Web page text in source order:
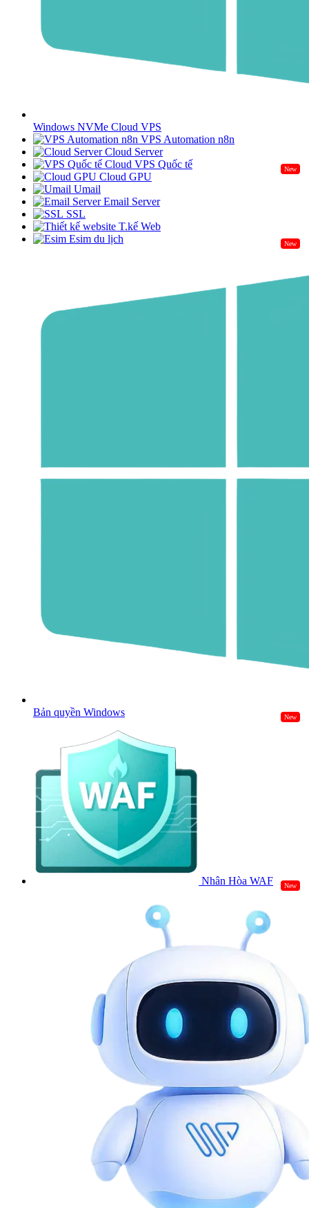
Windows NVMe Cloud VPS
VPS Automation n8n
Cloud Server
Cloud VPS Quốc tế
New
Cloud GPU
Umail
Email Server
SSL
T.kế Web
Esim du lịch
New
Bản quyền Windows New
Nhân Hòa WAF New